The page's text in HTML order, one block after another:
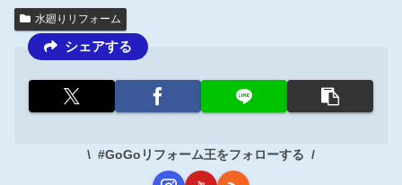
水廻りリフォーム
シェアする
#GoGoリフォーム王をフォローする